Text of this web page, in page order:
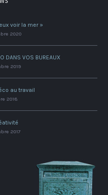
voir la mer »
2020
DANS VOS BUREAUX
2019
au travail
2018
2017